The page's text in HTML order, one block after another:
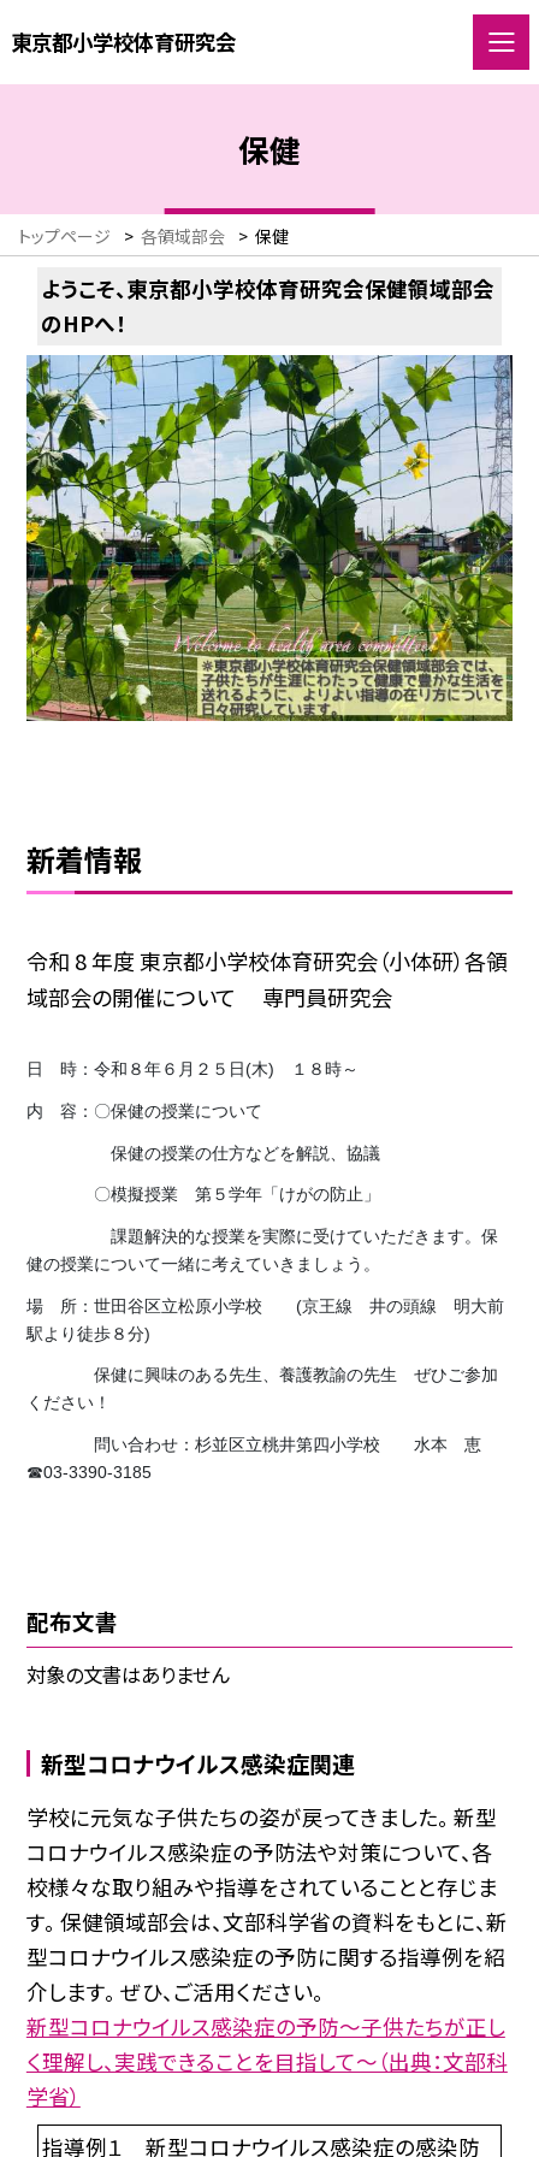
東京都小学校体育研究会
保健
トップページ > 各領域部会 > 保健
ようこそ、東京都小学校体育研究会保健領域部会
のHPへ！
新着情報
令和 8 年度 東京都小学校体育研究会（小体研）各領
域部会の開催について 専門員研究会
日 時：令和８年６月２５日(木) １８時～
内 容：〇保健の授業について
保健の授業の仕方などを解説、協議
〇模擬授業 第５学年「けがの防止」
課題解決的な授業を実際に受けていただきます。保
健の授業について一緒に考えていきましょう。
場 所：世田谷区立松原小学校 (京王線 井の頭線 明大前
駅より徒歩８分)
保健に興味のある先生、養護教諭の先生 ぜひご参加
ください！
問い合わせ：杉並区立桃井第四小学校 水本 恵
☎03-3390-3185
配布文書
対象の文書はありません
新型コロナウイルス感染症関連
学校に元気な子供たちの姿が戻ってきました。 新型
コロナウイルス感染症の予防法や対策について、各
校様々な取り組みや指導をされていることと存じま
す。 保健領域部会は、文部科学省の資料をもとに、新
型コロナウイルス感染症の予防に関する指導例を紹
介します。 ぜひ、ご活用ください。
新型コロナウイルス感染症の予防〜子供たちが正し
く理解し、実践できることを目指して〜（出典：文部科
学省）
指導例１ 新型コロナウイルス感染症の感染防